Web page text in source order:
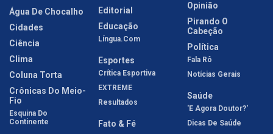
Água De Chocalho
Cidades
Ciência
Clima
Coluna Torta
Crônicas Do Meio-
Fio
Esquina Do
Continente
Editorial
Educação
Língua.com
Esportes
Crítica Esportiva
EXTREME
Resultados
Fato & Fé
Opinião
Pirando O
Cabeção
Política
Fala Rô
Notícias Gerais
Saúde
'E Agora Doutor?'
Dicas De Saúde